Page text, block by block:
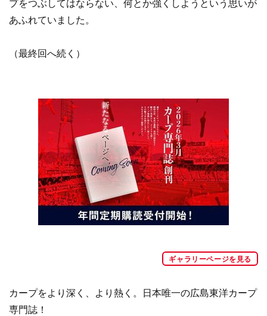
プをつぶしてはならない、何とか強くしようという思いが
あふれていました。
（最終回へ続く）
ギャラリーページを見る
カープをより深く、より熱く。日本唯一の広島東洋カープ
専門誌！